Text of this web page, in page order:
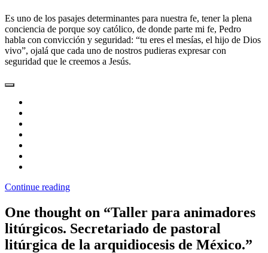
Es uno de los pasajes determinantes para nuestra fe, tener la plena
conciencia de porque soy católico, de donde parte mi fe, Pedro
habla con convicción y seguridad: “tu eres el mesías, el hijo de Dios
vivo”, ojalá que cada uno de nostros pudieras expresar con
seguridad que le creemos a Jesús.
Continue reading
One thought on “Taller para animadores
litúrgicos. Secretariado de pastoral
litúrgica de la arquidiocesis de México.”